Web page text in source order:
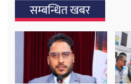
सम्बन्धित खबर